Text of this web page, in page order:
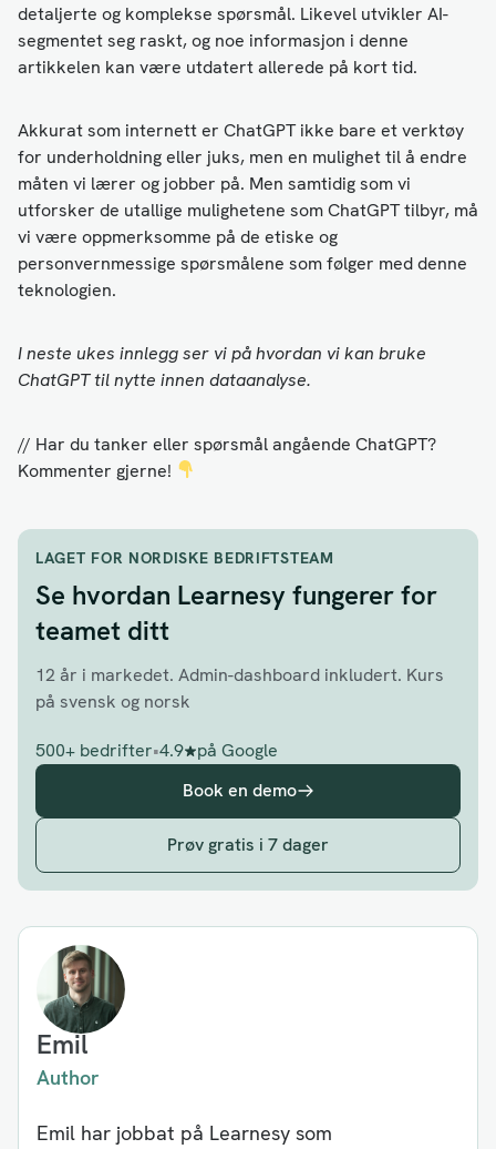
detaljerte og komplekse spørsmål. Likevel utvikler AI-
segmentet seg raskt, og noe informasjon i denne
artikkelen kan være utdatert allerede på kort tid.
Akkurat som internett er ChatGPT ikke bare et verktøy
for underholdning eller juks, men en mulighet til å endre
måten vi lærer og jobber på. Men samtidig som vi
utforsker de utallige mulighetene som ChatGPT tilbyr, må
vi være oppmerksomme på de etiske og
personvernmessige spørsmålene som følger med denne
teknologien.
I neste ukes innlegg ser vi på hvordan vi kan bruke
ChatGPT til nytte innen dataanalyse.
// Har du tanker eller spørsmål angående ChatGPT?
Kommenter gjerne!
LAGET FOR NORDISKE BEDRIFTSTEAM
Se hvordan Learnesy fungerer for
teamet ditt
12 år i markedet. Admin-dashboard inkludert. Kurs
på svensk og norsk
500+ bedrifter•4.9
på Google
Book en demo
Prøv gratis i 7 dager
Emil
Author
Emil har jobbat på Learnesy som